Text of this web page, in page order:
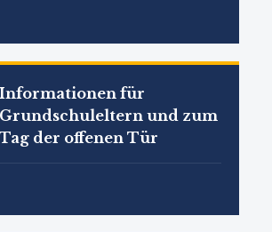
Informationen für
Grundschuleltern und zum
Tag der offenen Tür